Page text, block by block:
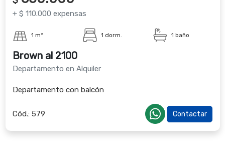
+ $ 110.000 expensas
1 m² 1 dorm. 1 baño
Brown al 2100
Departamento en Alquiler
Departamento con balcón
Cód.: 579 Contactar